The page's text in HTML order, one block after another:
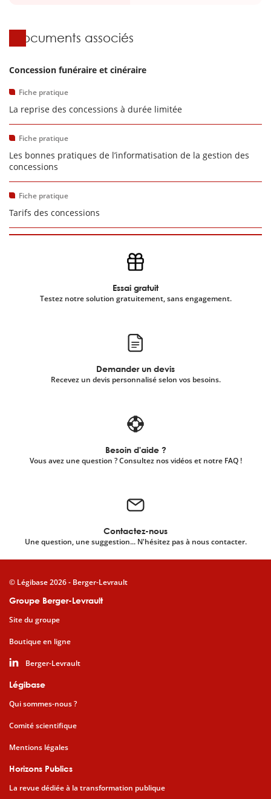
Documents associés
Concession funéraire et cinéraire
Fiche pratique
La reprise des concessions à durée limitée
Fiche pratique
Les bonnes pratiques de l’informatisation de la gestion des
concessions
Fiche pratique
Tarifs des concessions
Essai gratuit
Testez notre solution gratuitement, sans engagement.
Demander un devis
Recevez un devis personnalisé selon vos besoins.
Besoin d'aide ?
Vous avez une question ? Consultez nos vidéos et notre FAQ !
Contactez-nous
Une question, une suggestion... N'hésitez pas à nous contacter.
Groupe Berger-Levrault
Site du groupe
Boutique en ligne
Berger-Levrault
Légibase
Qui sommes-nous ?
Comité scientifique
Mentions légales
Horizons Publics
La revue dédiée à la transformation publique
© Légibase 2026 - Berger-Levrault